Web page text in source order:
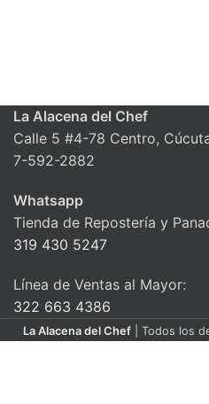
La Alacena del Chef
Calle 5 #4-78 Centro,
7-592-2882
Whatsapp
Tienda de Repostería y
319 430 5247
Línea de Ventas al Mayor:
322 663 4386
La Alacena del Chef | Todos los